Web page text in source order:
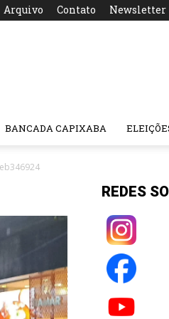
Arquivo Contato Newsletter
BANCADA CAPIXABA
REDES